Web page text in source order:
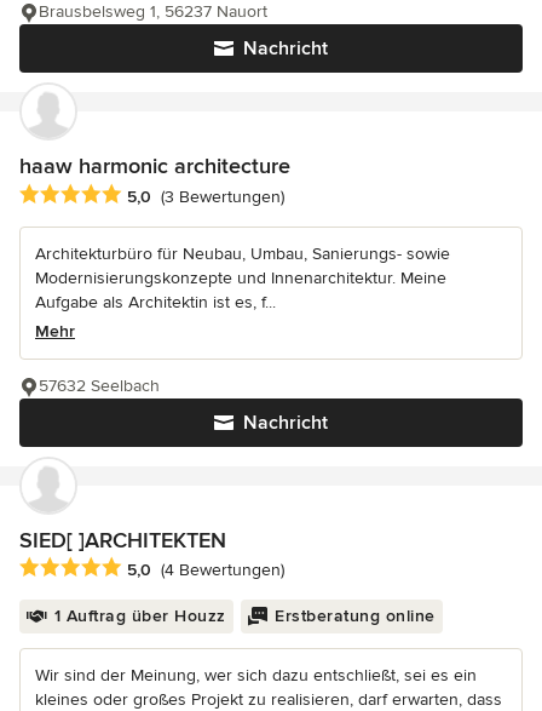
Nachricht
Brausbelsweg 1, 56237 Nauort
haaw harmonic architecture
Durchschnittliche Bewertung: 5 von 5 Sternen
5,0 (3 Bewertungen)
Architekturbüro für Neubau, Umbau, Sanierungs- sowie
Modernisierungskonzepte und Innenarchitektur. Meine
Aufgabe als Architektin ist es, f...
Mehr
Nachricht
57632 Seelbach
SIED[ ]ARCHITEKTEN
Durchschnittliche Bewertung: 5 von 5 Sternen
5,0 (4 Bewertungen)
1 Auftrag über Houzz Erstberatung online
Wir sind der Meinung, wer sich dazu entschließt, sei es ein
kleines oder großes Projekt zu realisieren, darf erwarten, dass